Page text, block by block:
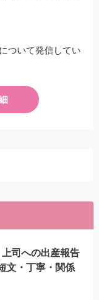
ついて発信してい
上司への出産報告
文・丁寧・関係